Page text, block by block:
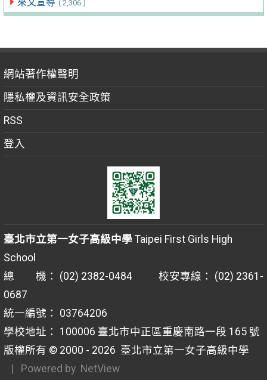
( 2,306 )
網站著作權聲明
隱私權及資訊安全政策
RSS
登入
臺北市立第一女子高級中學Taipei First Girls High
School
總 機： (02) 2382-0484 校安專線： (02) 2361-
0687
統一編號： 03764206
學校地址： 100006 臺北市中正區重慶南路一段 165 號
版權所有 © 2000 - 2026 臺北市立第一女子高級中學
| Powered by NetView